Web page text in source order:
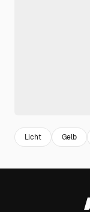
Licht Gelb